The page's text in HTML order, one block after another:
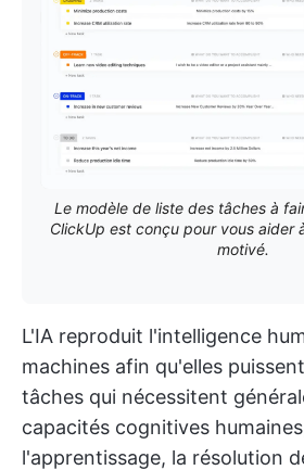
Le modèle de liste des tâches à
ClickUp est conçu pour vous aider
motivé.
L'IA reproduit l'intelligence
machines afin qu'elles
tâches qui nécessitent
capacités cognitives
l'apprentissage, la résolution